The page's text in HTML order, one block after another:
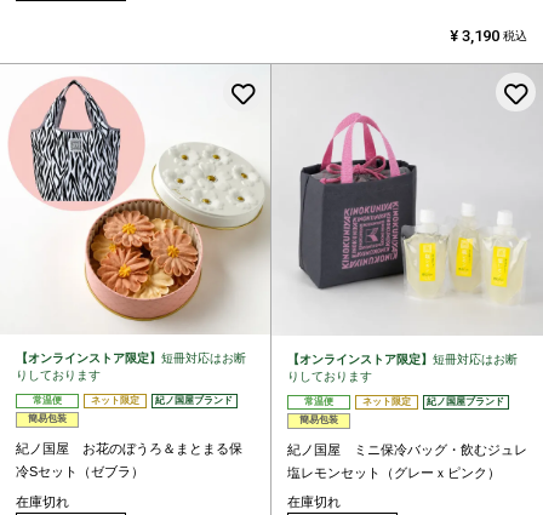
¥ 3,190 税込
【オンラインストア限定】 短冊対応はお断
りしております
常温便 ネット限定
紀ノ国屋ブランド
簡易包装
紀ノ国屋 お花のぼうろ＆まとまる保
冷Sセット（ゼブラ）
在庫切れ
【オンラインストア限定】 短冊対応はお断
りしております
常温便 ネット限定
紀ノ国屋ブランド
簡易包装
紀ノ国屋 ミニ保冷バッグ・飲むジュレ
塩レモンセット（グレーｘピンク）
在庫切れ